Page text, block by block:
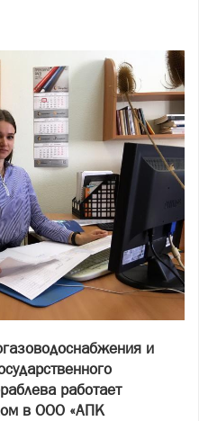
и
работает
в ООО «АПК